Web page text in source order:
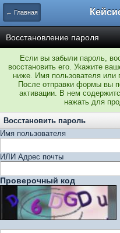
← Главная
Восстановление пароля
Если вы забыли пароль,
восстановить его. Укажите
ниже. Имя пользователя или
После отправки формы вы
активации. В нем
нажать для
Восстановить пароль
Имя пользователя
ИЛИ Адрес почты
Проверочный код